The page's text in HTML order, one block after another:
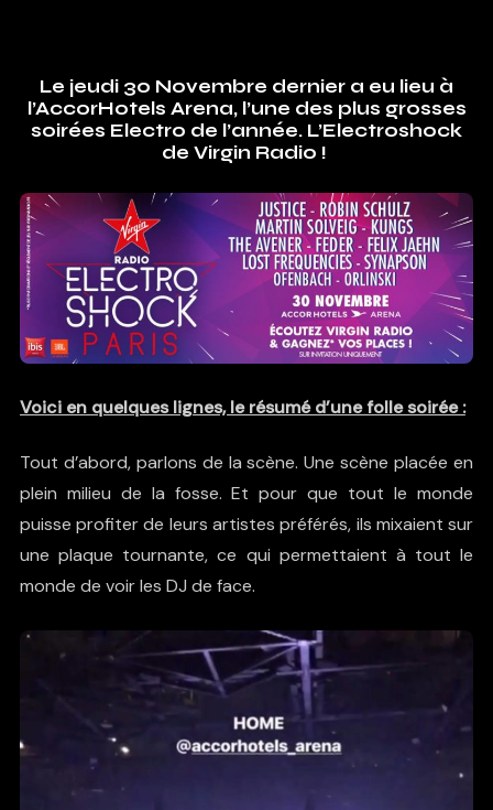
Le jeudi 30 Novembre dernier a eu lieu à
l’AccorHotels Arena, l’une des plus grosses
soirées Electro de l’année. L’Electroshock
de Virgin Radio !
Voici en quelques lignes, le résumé d’une folle soirée :
Tout d’abord, parlons de la scène. Une scène placée en
plein milieu de la fosse. Et pour que tout le monde
puisse profiter de leurs artistes préférés, ils mixaient sur
une plaque tournante, ce qui permettaient à tout le
monde de voir les DJ de face.